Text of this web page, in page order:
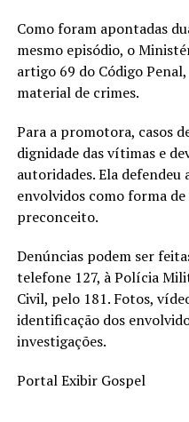
Como foram apontadas
mesmo episódio, o
artigo 69 do Código
material de crimes.
Para a promotora, casos
dignidade das vítimas e
autoridades. Ela defendeu
envolvidos como forma
preconceito.
Denúncias podem ser
telefone 127, à Polícia
Civil, pelo 181. Fotos,
identificação dos
investigações.
Portal Exibir Gospel